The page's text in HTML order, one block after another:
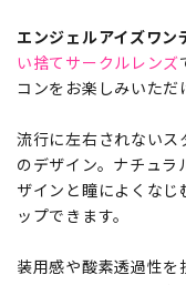
エンジェルアイズワン
い捨てサークルレンズ
コンをお楽しみいただ
流行に左右されない
のデザイン。ナチュ
ザインと瞳によくな
ップできます。
装用感や酸素透過性